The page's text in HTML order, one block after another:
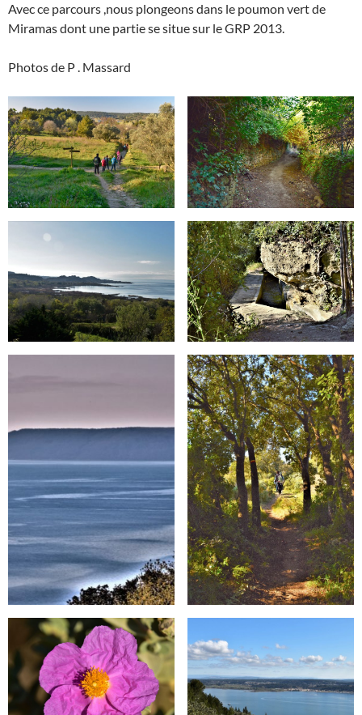
Avec ce parcours ,nous plongeons dans le poumon vert de
Miramas dont une partie se situe sur le GRP 2013.
Photos de P . Massard